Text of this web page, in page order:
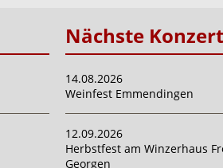
Nächste
14.08.2026
Weinfest Emmendingen
12.09.2026
Herbstfest am Winzerhaus
Georgen